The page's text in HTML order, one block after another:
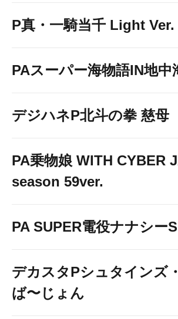
P真・一騎当千 Light Ver.
PAスーパー海物語IN地中
デジハネP北斗の拳 慈母
PA乗物娘 WITH CYBER
season 59ver.
PA SUPER電役ナナシー
デカスタPシュタインズ
ば〜じょん